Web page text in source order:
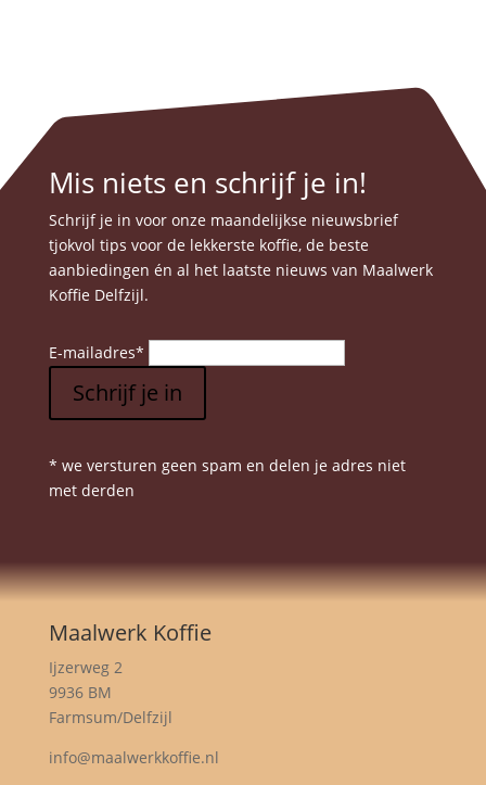
Mis niets en schrijf je in!
Schrijf je in voor onze maandelijkse nieuwsbrief
tjokvol tips voor de lekkerste koffie, de beste
aanbiedingen én al het laatste nieuws van Maalwerk
Koffie Delfzijl.
E-mailadres*
Schrijf je in
* we versturen geen spam en delen je adres niet
met derden
Maalwerk Koffie
Ijzerweg 2
9936 BM
Farmsum/Delfzijl
info@maalwerkkoffie.nl